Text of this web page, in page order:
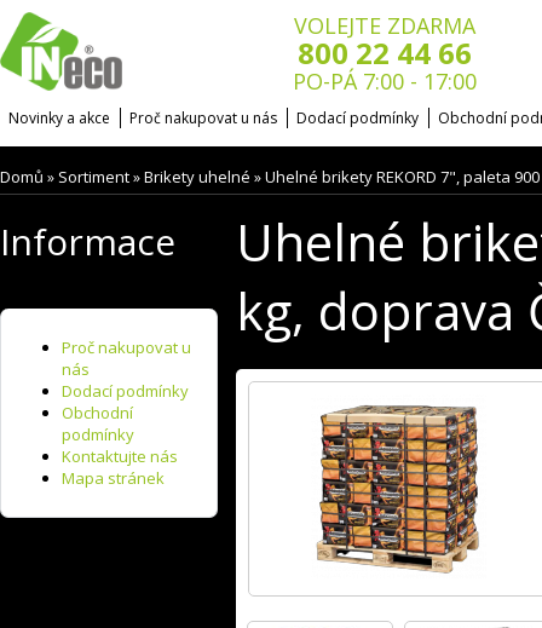
VOLEJTE ZDARMA
800 22 44 66
PO-PÁ 7:00 - 17:00
Novinky a akce Proč nakupovat u nás Dodací podmínky Obchodní
Domů » Sortiment»Brikety uhelné »Uhelné brikety REKORD 7", paleta
Informace
Proč nakupovat u
nás
Dodací podmínky
Obchodní
podmínky
Kontaktujte nás
Mapa stránek
Uhelné
kg, doprava